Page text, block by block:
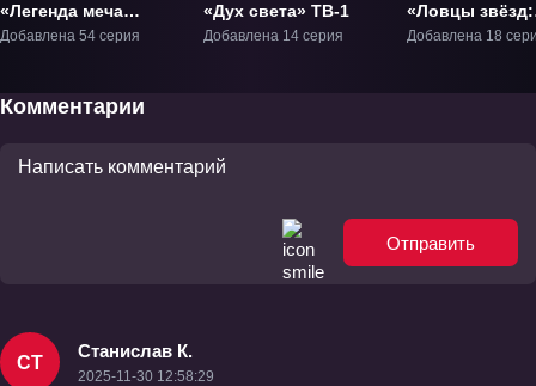
«Легенда меча
синего лотоса» ТВ-1
Добавлена 54 серия
«Дух света» ТВ-1
Добавлена 14 серия
«Ловцы звёзд:
Истоки» ТВ-1
Добавлена 18
Комментарии
Отправить
СТ
Станислав К.
2025-11-30 12:58:29